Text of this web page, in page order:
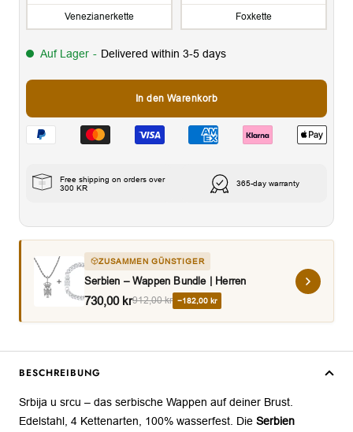
Venezianerkette Foxkette
Auf Lager - Delivered within 3-5 days
In den Warenkorb
Free shipping on orders over
300 KR
365-day warranty
ZUSAMMEN GÜNSTIGER
Serbien – Wappen Bundle | Herren
730,00 kr912,00 kr −182,00 kr
BESCHREIBUNG
Srbija u srcu – das serbische Wappen auf deiner Brust.
Edelstahl, 4 Kettenarten, 100% wasserfest. Die Serbien